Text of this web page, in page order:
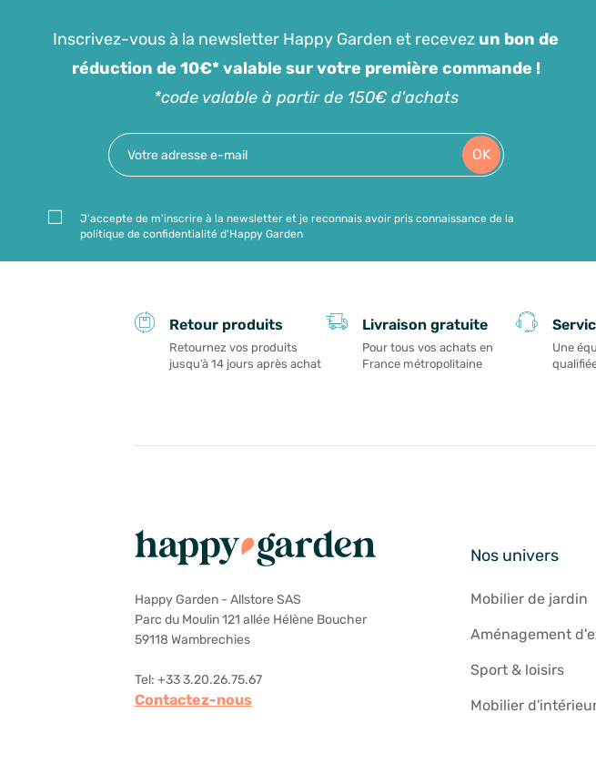
Inscrivez-vous à la newsletter Happy Garden et recevez un bon de
réduction de 10€* valable sur votre première commande !
*code valable à partir de 150€ d'achats
OK
J'accepte de m'inscrire à la newsletter et je reconnais avoir pris connaissance de la
politique de confidentialité d'Happy Garden
Retour produits
Retournez vos produits
jusqu’à 14 jours après achat
Livraison gratuite
Pour tous vos achats en
France métropolitaine
Une
Happy Garden - Allstore SAS
Parc du Moulin 121 allée Hélène Boucher
59118 Wambrechies
Tel: +33 3.20.26.75.67
Contactez-nous
Nos univers
Mobilier de jardin
Aménagement
Sport & loisirs
Mobilier